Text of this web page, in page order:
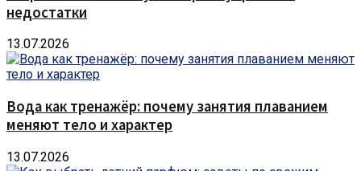
недостатки
13.07.2026
Вода как тренажёр: почему занятия плаванием
меняют тело и характер
13.07.2026